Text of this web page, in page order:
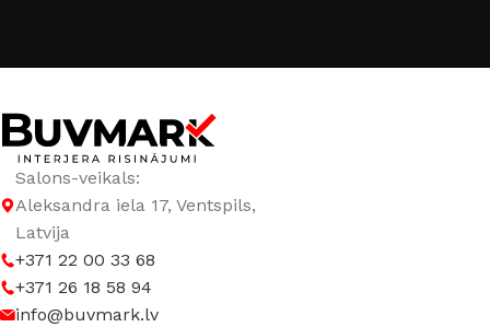
Salons-veikals:
Aleksandra iela 17, Ventspils,
Latvija
+371 22 00 33 68
+371 26 18 58 94
info@buvmark.lv